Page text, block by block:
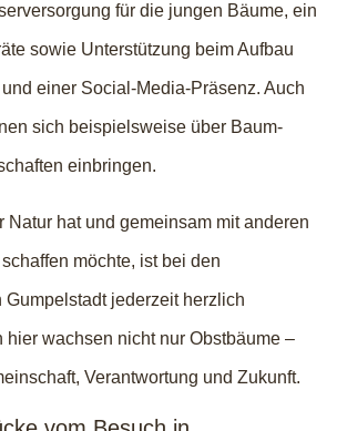
für die jungen Bäume, ein
sowie Unterstützung beim Aufbau
einer Social-Media-Präsenz. Auch
sich beispielsweise über Baum-
einbringen.
Natur hat und gemeinsam mit anderen
möchte, ist bei den
Gumpelstadt jederzeit herzlich
hier wachsen nicht nur Obstbäume –
Verantwortung und Zukunft.